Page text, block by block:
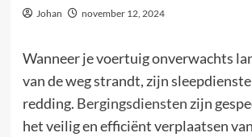
Johan november 12, 2024
Wanneer je voertuig onverwachts
van de weg strandt, zijn
redding. Bergingsdiensten zijn
het veilig en efficiënt verplaatsen